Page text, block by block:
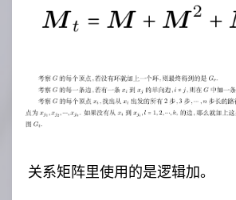
关系矩阵里使用的是逻辑加。